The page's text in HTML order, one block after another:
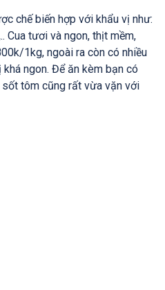
chế biến hợp với khẩu vị như:
Cua tươi và ngon, thịt mềm,
1kg, ngoài ra còn có nhiều
ngon. Để ăn kèm bạn có
tôm cũng rất vừa vặn với